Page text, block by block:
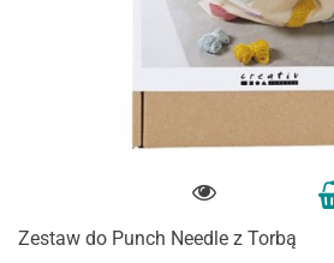
Zestaw do Punch Needle z Torbą